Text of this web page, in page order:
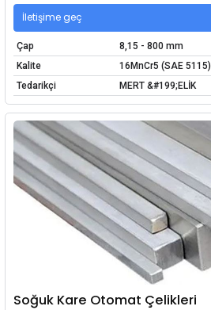
İletişime geç
Çap
8,15 - 800 mm
Kalite
16MnCr5 (SAE 5115)
Tedarikçi
MERT &#199;ELİK
Soğuk Kare Otomat Çelikleri